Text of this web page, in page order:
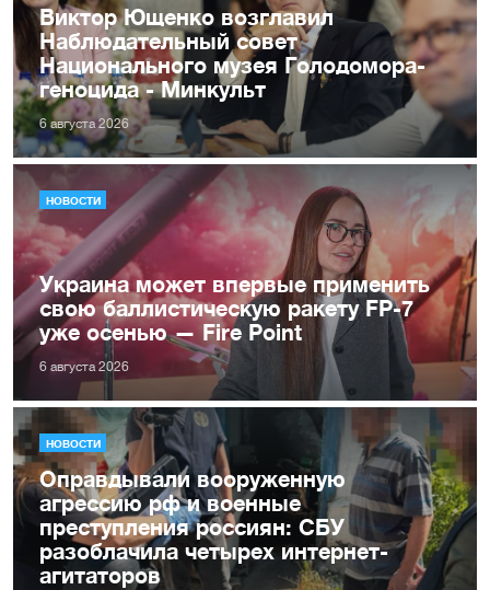
Виктор Ющенко возглавил
Наблюдательный совет
Национального музея Голодомора-
геноцида - Минкульт
6 августа 2026
НОВОСТИ
Украина может впервые применить
свою баллистическую ракету FP-7
уже осенью — Fire Point
6 августа 2026
НОВОСТИ
Оправдывали вооруженную
агрессию рф и военные
преступления россиян: СБУ
разоблачила четырех интернет-
агитаторов